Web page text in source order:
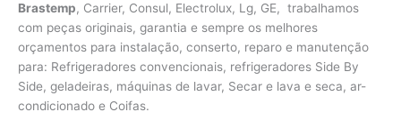
Brastemp, Carrier, Consul, Electrolux, Lg, GE, trabalhamos
com peças originais, garantia e sempre os melhores
orçamentos para instalação, conserto, reparo e manutenção
para: Refrigeradores convencionais, refrigeradores Side By
Side, geladeiras, máquinas de lavar, Secar e lava e seca, ar-
condicionado e Coifas.